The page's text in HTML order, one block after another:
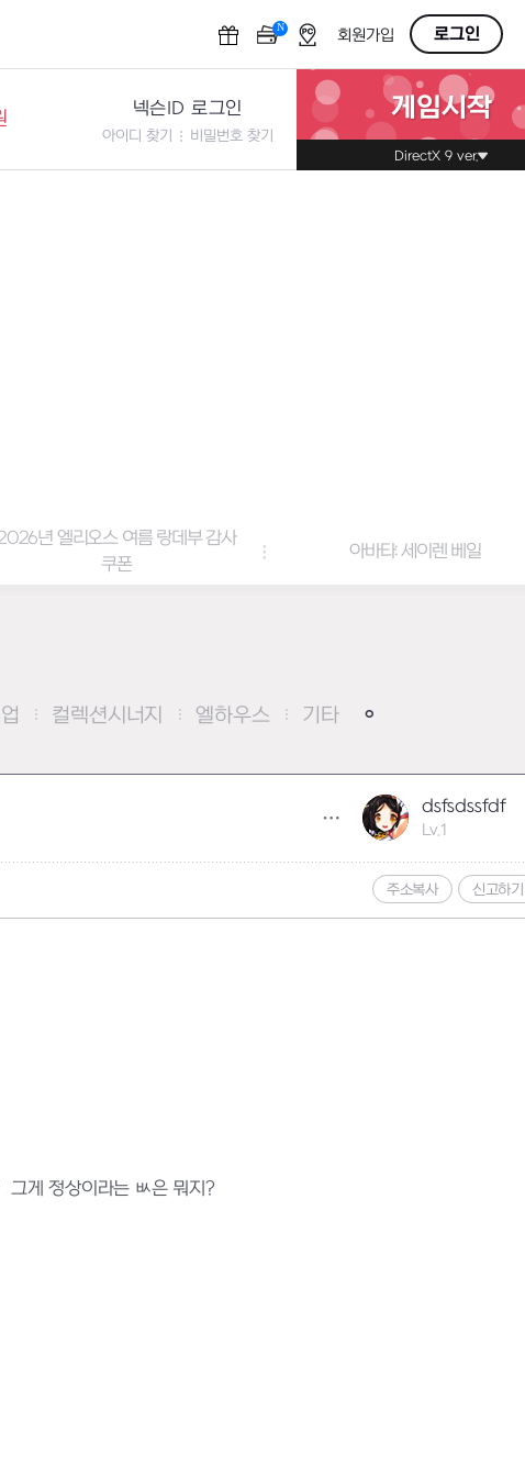
N OFF회원가입 로그인
넥슨ID 로그인
아이디 찾기 비밀번호 찾기
게임시작
DirectX 9 ver.
년 엘리오스 여름 랑데부 감사
쿠폰
아바타: 세이렌 베일
컬렉션시너지 엘하우스 기타
dsfsdssfdf
Lv.1
주소복사 신고하기
게 정상이라는 ㅄ은 뭐지?